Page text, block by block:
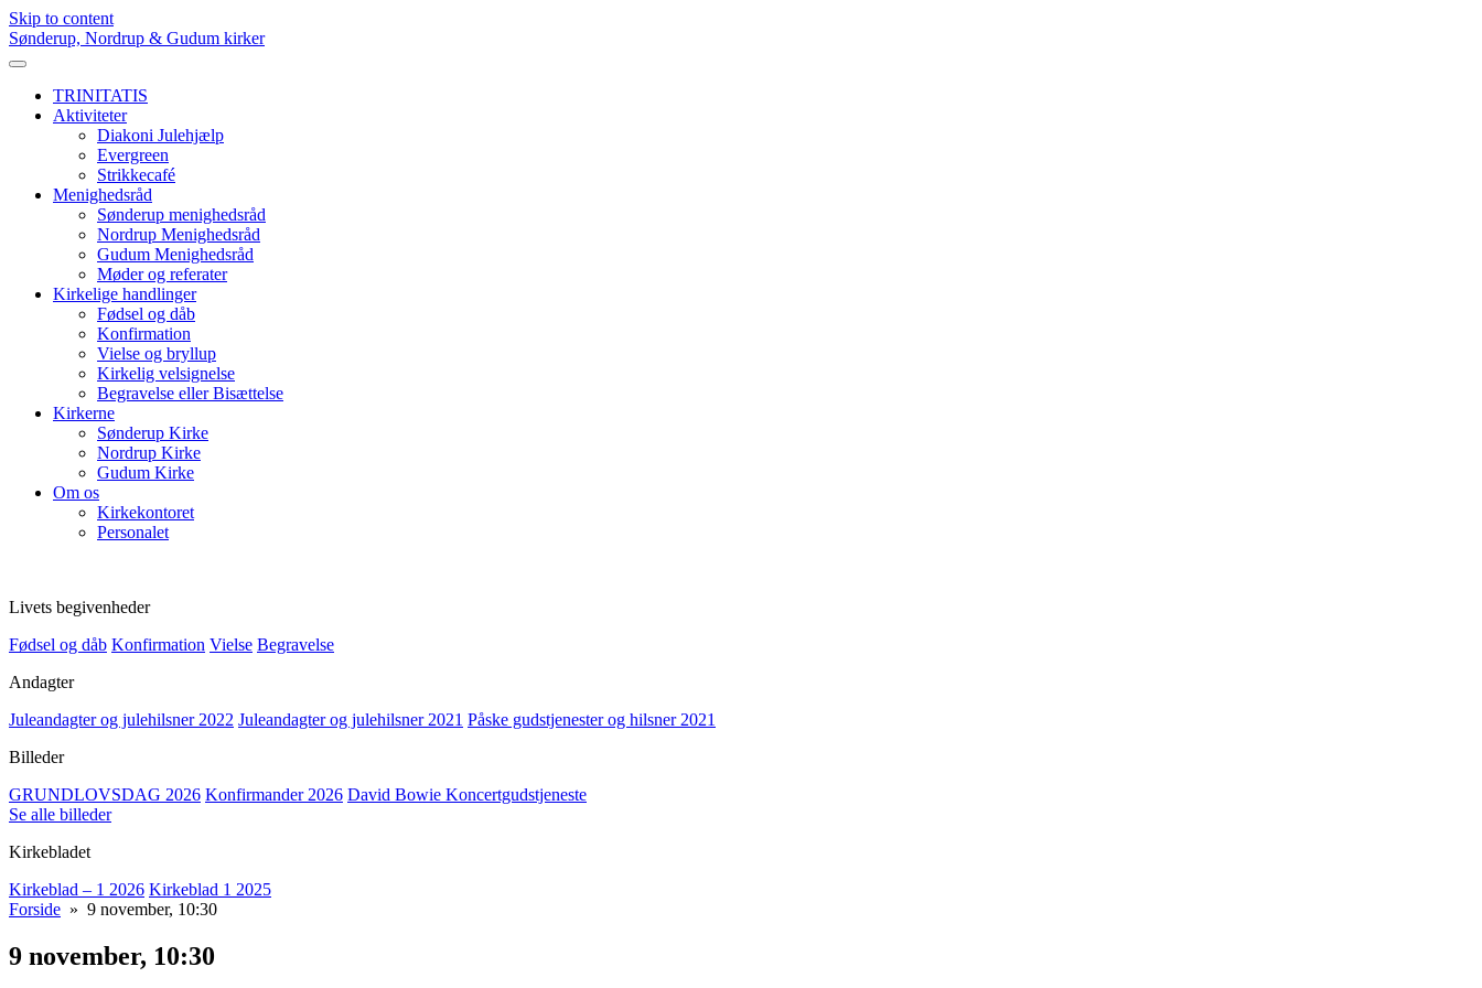
Skip to content
Sønderup, Nordrup & Gudum kirker
TRINITATIS
Aktiviteter
Diakoni Julehjælp
Evergreen
Strikkecafé
Menighedsråd
Sønderup menighedsråd
Nordrup Menighedsråd
Gudum Menighedsråd
Møder og referater
Kirkelige handlinger
Fødsel og dåb
Konfirmation
Vielse og bryllup
Kirkelig velsignelse
Begravelse eller Bisættelse
Kirkerne
Sønderup Kirke
Nordrup Kirke
Gudum Kirke
Om os
Kirkekontoret
Personalet
Livets begivenheder
Fødsel og dåb Konfirmation Vielse Begravelse
Andagter
Juleandagter og julehilsner 2022 Juleandagter og julehilsner 2021 Påske gudstjenester og hilsner 2021
Billeder
GRUNDLOVSDAG 2026 Konfirmander 2026 David Bowie Koncertgudstjeneste
Se alle billeder
Kirkebladet
Kirkeblad – 1 2026 Kirkeblad 1 2025
Forside » 9 november, 10:30
9 november, 10:30